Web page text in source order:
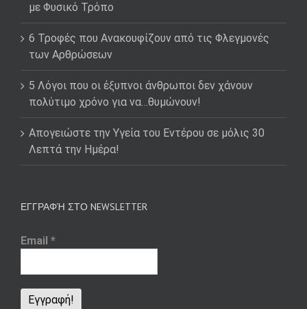
με Φυσικό Τρόπο
6 Τροφές που Ανακουφίζουν από τις Φλεγμονές
των Αρθρώσεων
5 Λόγοι που οι έξυπνοι άνθρωποι δεν χάνουν
πολύτιμο χρόνο για να…θυμώνουν!
Απογειώστε την Υγεία του Εντέρου σε μόλις 30
Λεπτά την Ημέρα!
ΕΓΓΡΑΦΉ ΣΤΟ NEWSLETTER
Email *